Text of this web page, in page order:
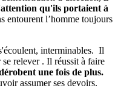
qu'ils portaient à
entourent l’homme toujours
interminables. Il
relever . Il réussit à faire
une fois de plus.
assumer ses devoirs.